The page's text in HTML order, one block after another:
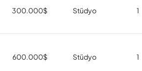
300.000$ Stüdyo 1
600.000$ Stüdyo 1